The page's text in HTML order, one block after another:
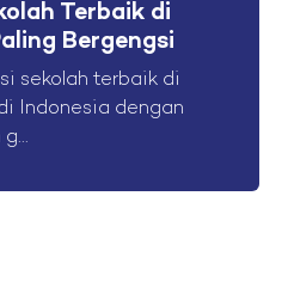
Terbaik di
Bergengsi
sekolah terbaik di
Indonesia dengan